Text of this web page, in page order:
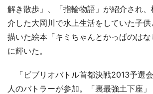
解き散歩」、「指輪物語」が紹介され
介した大岡川で水上生活をしていた子
描いた絵本「キミちゃんとかっぱのは
に輝いた。
「ビブリオバトル首都決戦2013予選
人のバトラーが参加。「裏最強土下座